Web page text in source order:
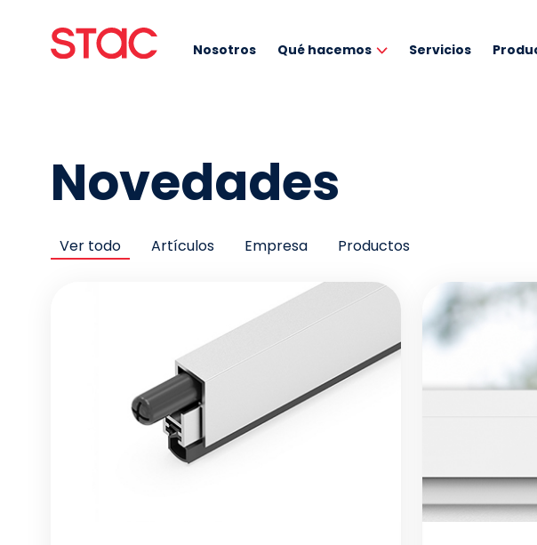
Nosotros Qué hacemos Servicios
Novedades
Ver todo Artículos Empresa Productos